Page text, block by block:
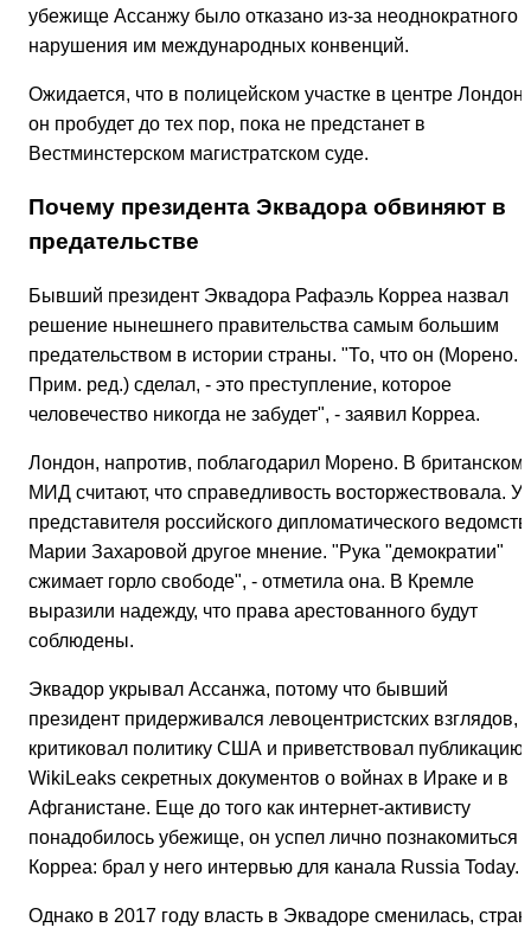
убежище Ассанжу было отказано из-за неоднократного
нарушения им международных конвенций.
Ожидается, что в полицейском участке в центре
он пробудет до тех пор, пока не предстанет в
Вестминстерском магистратском суде.
Почему президента Эквадора обвиняют в
предательстве
Бывший президент Эквадора Рафаэль Корреа назвал
решение нынешнего правительства самым большим
предательством в истории страны. "То, что он (Морено. -
Прим. ред.) сделал, - это преступление, которое
человечество никогда не забудет", - заявил Корреа.
Лондон, напротив, поблагодарил Морено. В британском
МИД считают, что справедливость восторжествовала. У
представителя российского дипломатического
Марии Захаровой другое мнение. "Рука "демократии"
сжимает горло свободе", - отметила она. В Кремле
выразили надежду, что права арестованного будут
соблюдены.
Эквадор укрывал Ассанжа, потому что бывший
президент придерживался левоцентристских взглядов,
критиковал политику США и приветствовал публикацию
WikiLeaks секретных документов о войнах в Ираке и в
Афганистане. Еще до того как интернет-активисту
понадобилось убежище, он успел лично познакомиться с
Корреа: брал у него интервью для канала Russia Today.
Однако в 2017 году власть в Эквадоре сменилась,